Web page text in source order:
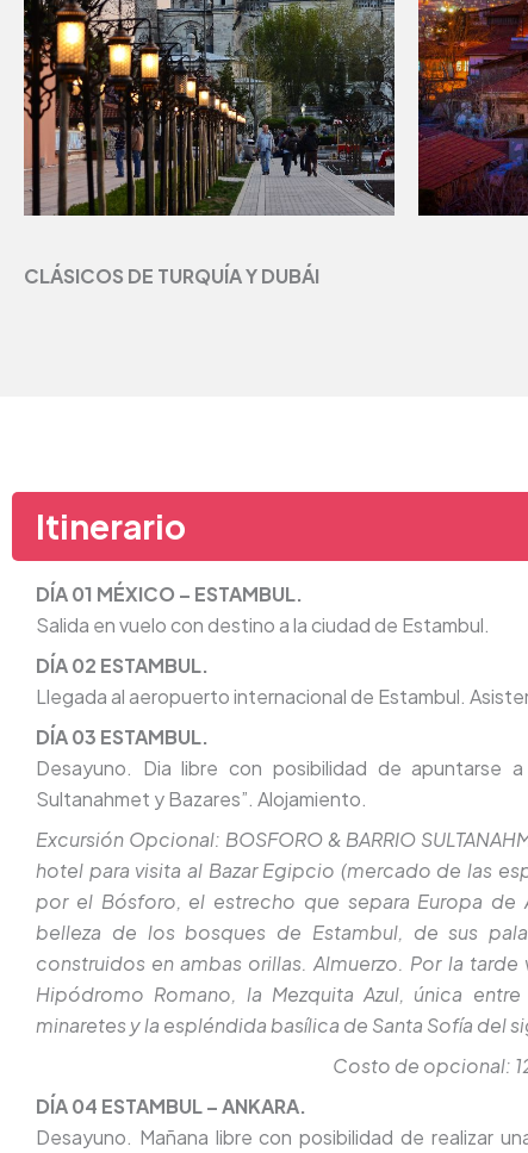
CLÁSICOS DE TURQUÍA Y DUBÁI
Itinerario
DÍA 01 MÉXICO – ESTAMBUL.
Salida en vuelo con destino a la ciudad de Estambul.
DÍA 02 ESTAMBUL.
Llegada al aeropuerto internacional de Estambul.
DÍA 03 ESTAMBUL.
Desayuno. Dia libre con posibilidad de apuntarse
Sultanahmet y Bazares”. Alojamiento.
Excursión Opcional: BOSFORO & BARRIO
hotel para visita al Bazar Egipcio (mercado de las
por el Bósforo, el estrecho que separa Europa
belleza de los bosques de Estambul, de sus
construidos en ambas orillas. Almuerzo. Por la
Hipódromo Romano, la Mezquita Azul, única
minaretes y la espléndida basílica de Santa Sofía del
Costo de opcional:
DÍA 04 ESTAMBUL – ANKARA.
Desayuno. Mañana libre con posibilidad de realizar